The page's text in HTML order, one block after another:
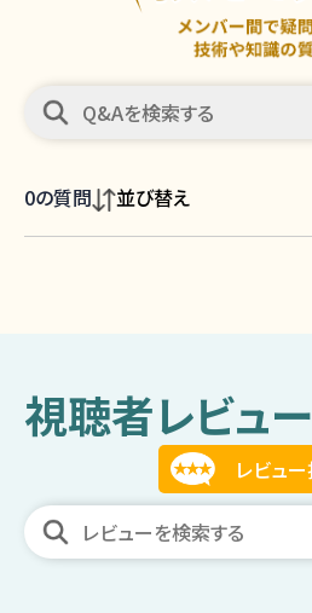
0の質問 並び替え
視聴者レビュー